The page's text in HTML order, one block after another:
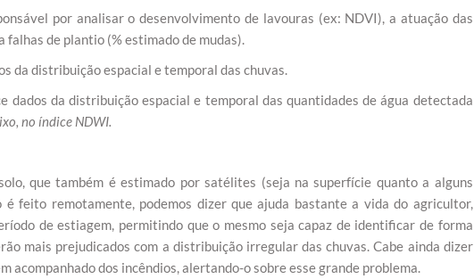
por analisar o desenvolvimento de lavouras (ex: NDVI), a atuação das
de plantio (% estimado de mudas).
da distribuição espacial e temporal das chuvas.
dados da distribuição espacial e temporal das quantidades de água detectada
no índice NDWI.
que também é estimado por satélites (seja na superfície quanto a alguns
é feito remotamente, podemos dizer que ajuda bastante a vida do agricultor,
de estiagem, permitindo que o mesmo seja capaz de identificar de forma
mais prejudicados com a distribuição irregular das chuvas. Cabe ainda dizer
acompanhado dos incêndios, alertando-o sobre esse grande problema.